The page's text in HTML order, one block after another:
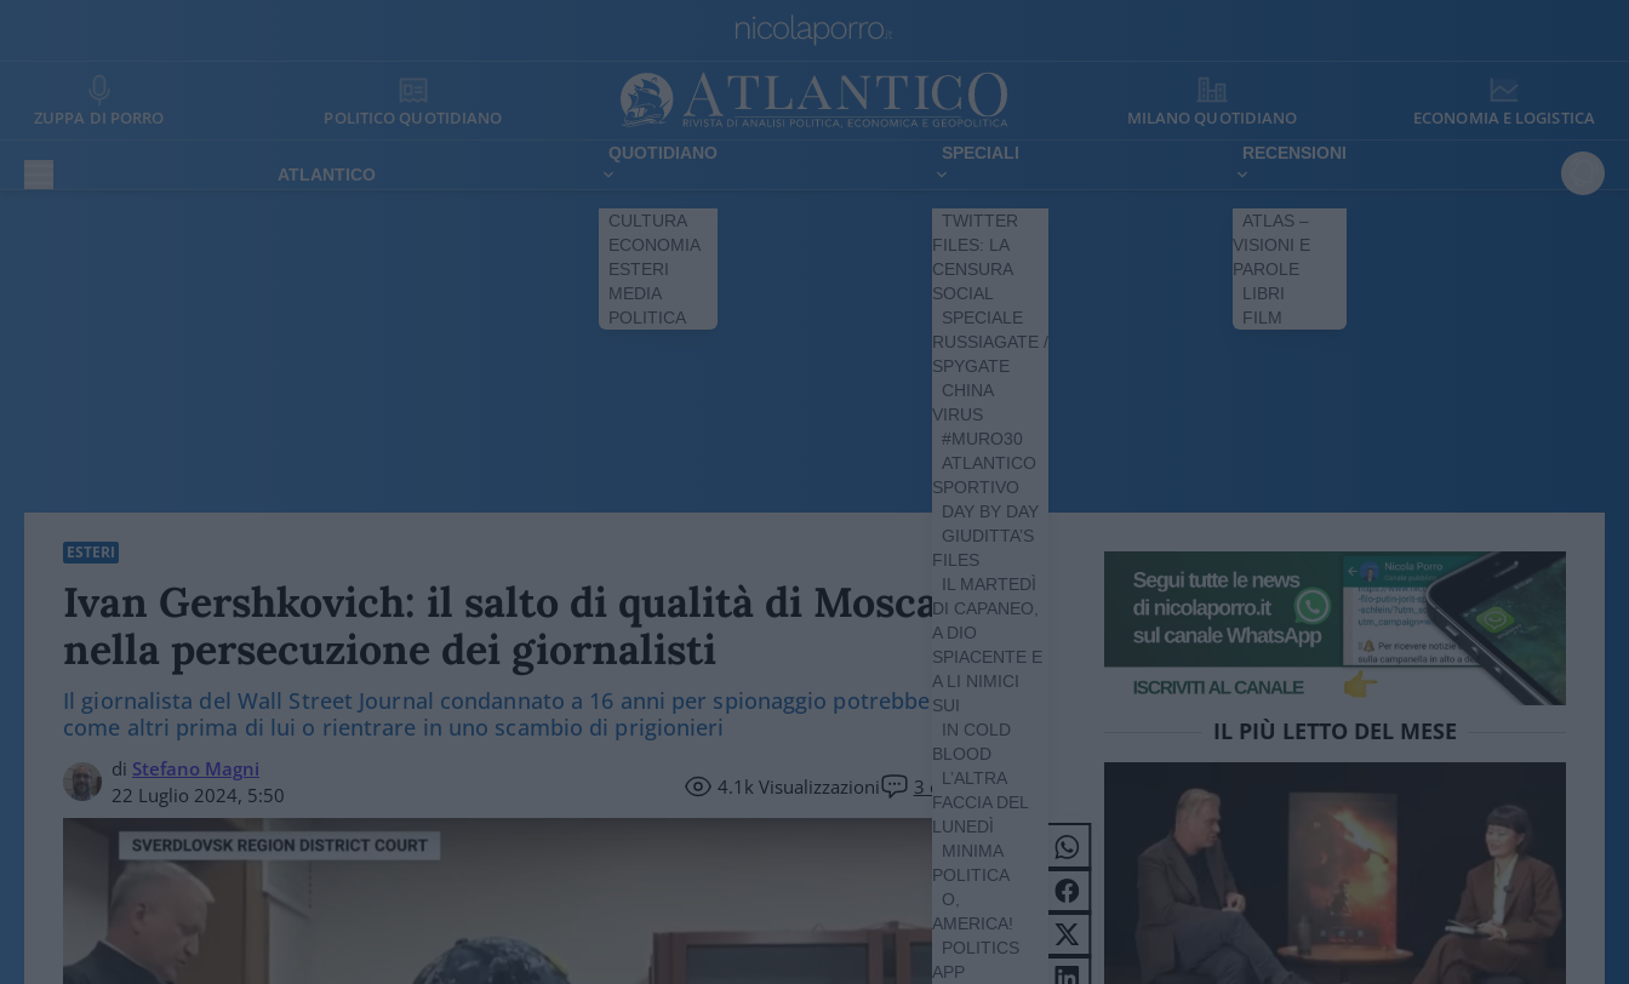
ZUPPA DI PORRO POLITICO QUOTIDIANO MILANO QUOTIDIANO ECONOMIA E LOGISTICA
ATLANTICO
QUOTIDIANO
CULTURA
ECONOMIA
ESTERI
MEDIA
POLITICA
SPECIALI
TWITTER
FILES: LA
CENSURA
SOCIAL
SPECIALE
RUSSIAGATE /
SPYGATE
CHINA
VIRUS
#MURO30
ATLANTICO
SPORTIVO
DAY BY DAY
GIUDITTA’S
FILES
IL MARTEDÌ
DI CAPANEO,
A DIO
SPIACENTE E
A LI NIMICI
SUI
IN COLD
BLOOD
L’ALTRA
FACCIA DEL
LUNEDÌ
MINIMA
POLITICA
O,
AMERICA!
POLITICS
APP
RECENSIONI
ATLAS –
VISIONI E
PAROLE
LIBRI
FILM
ESTERI
Ivan Gershkovich: il salto di qualità di Mosca
nella persecuzione dei giornalisti
Il giornalista del Wall Street Journal condannato a 16 anni per spionaggio potrebbe sparire
come altri prima di lui o rientrare in uno scambio di prigionieri
di Stefano Magni
22 Luglio 2024, 5:50
4.1k Visualizzazioni 3 commenti
IL PIÙ LETTO DEL MESE